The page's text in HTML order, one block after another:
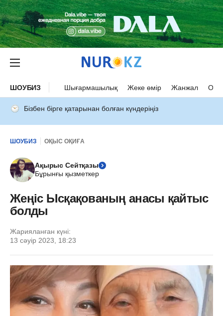
ШОУБИЗ Шығармашылық Жеке өмір Жанжал
Бізбен бірге қатарынан болған күндеріңіз
ШОУБИЗ ОҚЫС ОҚИҒА
Ақырыс Сейтқазы
Бұрынғы қызметкер
Жеңіс Ысқақованың анасы қайтыс
болды
Жарияланған күні:
13 сәуір 2023, 18:23